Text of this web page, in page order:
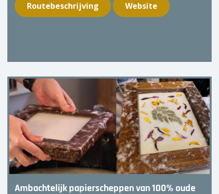
Routebeschrijving Website
Ambachtelijk papierscheppen van 100% oude